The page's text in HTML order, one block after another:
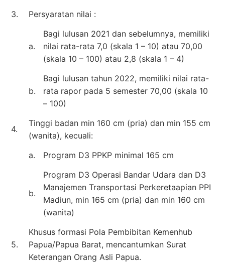
3.
Persyaratan nilai :
a.
Bagi lulusan 2021 dan sebelumnya, memiliki
nilai rata-rata 7,0 (skala 1 – 10) atau 70,00
(skala 10 – 100) atau 2,8 (skala 1 – 4)
b.
Bagi lulusan tahun 2022, memiliki nilai rata-
rata rapor pada 5 semester 70,00 (skala 10
– 100)
4.
Tinggi badan min 160 cm (pria) dan min 155 cm
(wanita), kecuali:
a.
Program D3 PPKP minimal 165 cm
b.
Program D3 Operasi Bandar Udara dan D3
Manajemen Transportasi Perkeretaapian PPI
Madiun, min 165 cm (pria) dan min 160 cm
(wanita)
5.
Khusus formasi Pola Pembibitan Kemenhub
Papua/Papua Barat, mencantumkan Surat
Keterangan Orang Asli Papua.